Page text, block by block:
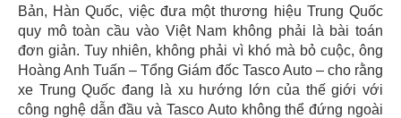
Bản, Hàn Quốc, việc đưa một thương hiệu Trung Quốc
quy mô toàn cầu vào Việt Nam không phải là bài toán
đơn giản. Tuy nhiên, không phải vì khó mà bỏ cuộc, ông
Hoàng Anh Tuấn – Tổng Giám đốc Tasco Auto – cho rằng
xe Trung Quốc đang là xu hướng lớn của thế giới với
công nghệ dẫn đầu và Tasco Auto không thể đứng ngoài